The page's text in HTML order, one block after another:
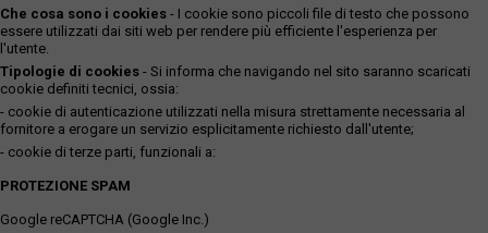
Che cosa sono i cookies - I cookie sono piccoli file di testo che possono
essere utilizzati dai siti web per rendere più efficiente l'esperienza per
l'utente.
Tipologie di cookies - Si informa che navigando nel sito saranno scaricati
cookie definiti tecnici, ossia:
- cookie di autenticazione utilizzati nella misura strettamente necessaria al
fornitore a erogare un servizio esplicitamente richiesto dall'utente;
- cookie di terze parti, funzionali a:
PROTEZIONE SPAM
Google reCAPTCHA (Google Inc.)